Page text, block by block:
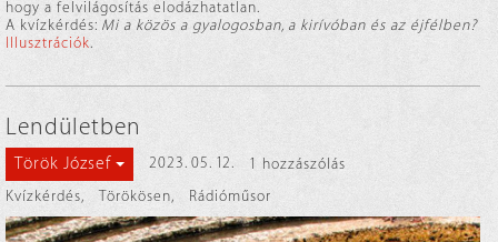
hogy a felvilágosítás elodázhatatlan.
A kvízkérdés: Mi a közös a gyalogosban, a kirívóban és az éjfélben?
Illusztrációk.
Lendületben
Török József 2023. 05. 12.
1 hozzászólás
Kvízkérdés, Törökösen, Rádióműsor